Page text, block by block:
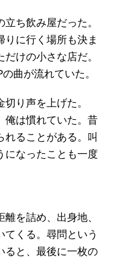
ち飲み屋だった。
りに行く場所も決ま
けの小さな店だ。
曲が流れていた。
り声を上げた。
俺は慣れていた。昔
れることがある。叫
になったことも一度
を詰め、出身地、
くる。尋問という
ると、最後に一枚の